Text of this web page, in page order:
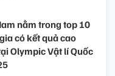
nằm trong top 10
có kết quả cao
Olympic Vật lí Quốc